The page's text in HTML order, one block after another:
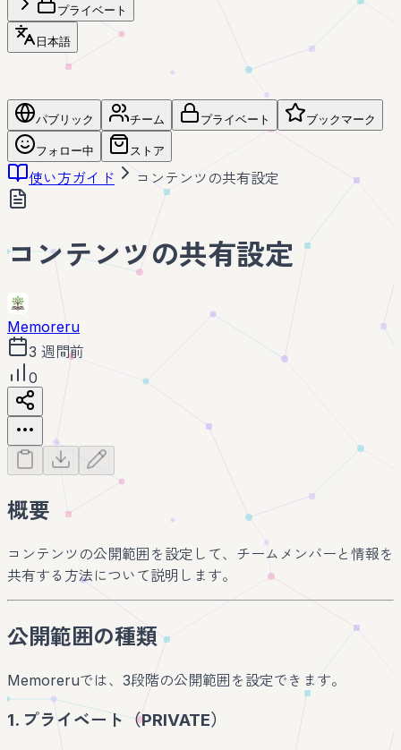
プライベート
日本語
パブリック チーム プライベート ブックマーク
フォロー中 ストア
使い方ガイド コンテンツの共有設定
コンテンツの共有設定
Memoreru
3 週間前
0
概要
コンテンツの公開範囲を設定して、チームメンバーと情報を
共有する方法について説明します。
公開範囲の種類
Memoreruでは、3段階の公開範囲を設定できます。
1. プライベート（PRIVATE）